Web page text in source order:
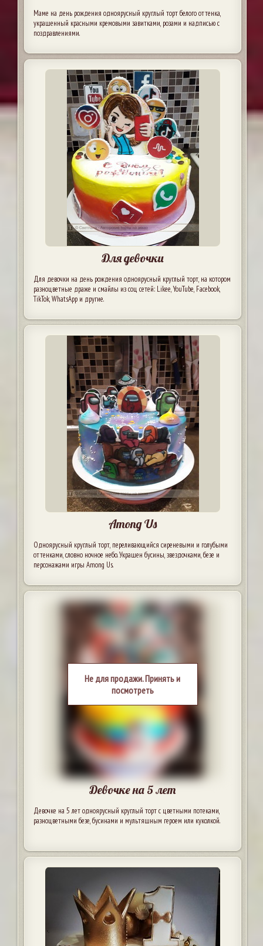
Маме на день рождения одноярусный круглый торт белого оттенка,
украшенный красными кремовыми завитками, розами и надписью с
поздравлениями.
Для девочки
Для девочки на день рождения одноярусный круглый торт, на котором
разноцветные драже и смайлы из соц сетей: Likee, YouTube, Facebook,
TikTok, WhatsApp и другие.
Among Us
Одноярусный круглый торт, переливающийся сиреневыми и голубыми
оттенками, словно ночное небо. Украшен бусины, звездочками, безе и
персонажами игры Among Us.
Не для продажи. Принять и
посмотреть
Девочке на 5 лет
Девочке на 5 лет одноярусный круглый торт с цветными потеками,
разноцветными безе, бусинами и мультяшным героем или куколкой.